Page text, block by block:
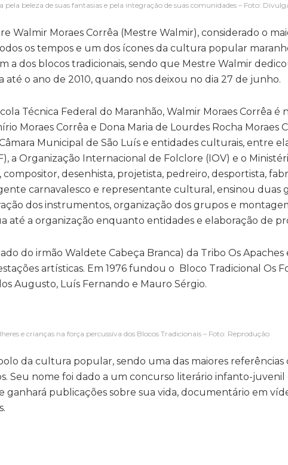
beleza de suas fantasias e pela integração de suas comunidades – Foto:
Walmir Moraes Corrêa (Mestre Walmir), considerado o
os tempos e um dos ícones da cultura popular
a dos blocos tradicionais, sendo que Mestre Walmir
o ano de 2010, quando nos deixou no dia 27 de junho.
Técnica Federal do Maranhão, Walmir Moraes Corrêa é
Moraes Corrêa e Dona Maria de Lourdes Rocha Moraes
Municipal de São Luís e entidades culturais, entre
a Organização Internacional de Folclore (IOV) e o
compositor, desenhista, projetista, pedreiro, desportista,
carnavalesco e representante cultural, ensinou duas
dos instrumentos, organização dos grupos e
até a organização enquanto entidades e elaboração de
do irmão Waldete Cabeça Branca) da Tribo Os Apaches
artísticas. Em 1976 fundou o Bloco Tradicional Os
Augusto, Luís Fernando e Mauro Sérgio.
e crianças na força percussiva dos Blocos Tradicionais – Foto: Reprodução
da cultura popular, sendo uma das maiores referências
Seu nome foi dado a um concurso literário infanto-juvenil
ganhará publicações sobre sua vida, documentário em